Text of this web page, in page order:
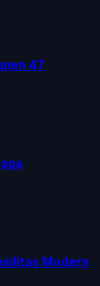
47
Modern